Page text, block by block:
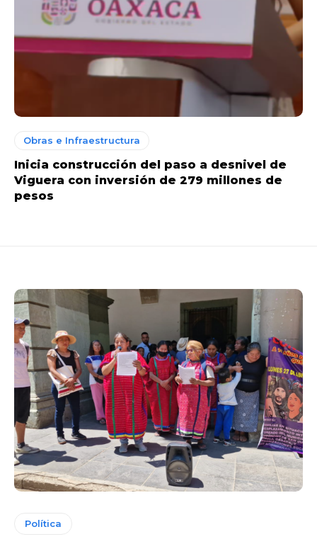
Obras e Infraestructura
Inicia construcción del paso a desnivel de
Viguera con inversión de 279 millones de
pesos
Política